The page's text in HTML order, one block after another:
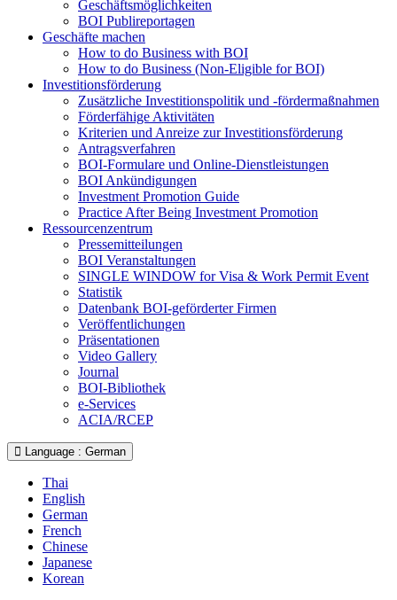
Geschäftsmöglichkeiten
BOI Publireportagen
Geschäfte machen
How to do Business with BOI
How to do Business (Non-Eligible for BOI)
Investitionsförderung
Zusätzliche Investitionspolitik und -fördermaßnahmen
Förderfähige Aktivitäten
Kriterien und Anreize zur Investitionsförderung
Antragsverfahren
BOI-Formulare und Online-Dienstleistungen
BOI Ankündigungen
Investment Promotion Guide
Practice After Being Investment Promotion
Ressourcenzentrum
Pressemitteilungen
BOI Veranstaltungen
SINGLE WINDOW for Visa & Work Permit Event
Statistik
Datenbank BOI-geförderter Firmen
Veröffentlichungen
Präsentationen
Video Gallery
Journal
BOI-Bibliothek
e-Services
ACIA/RCEP
Language : German
Thai
English
German
French
Chinese
Japanese
Korean